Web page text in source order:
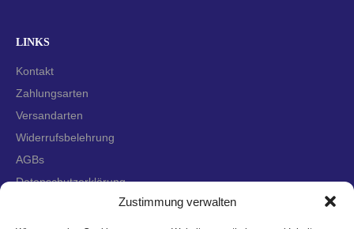
Zustimmung verwalten
LINKS
Kontakt
Zahlungsarten
Versandarten
Widerrufsbelehrung
AGBs
Datenschutzerklärung
Cookie-Richtlinie (EU)